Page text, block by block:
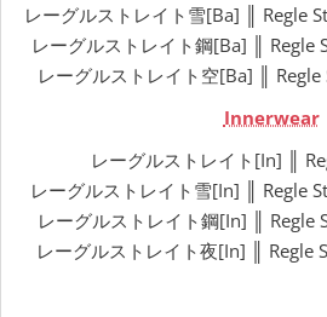
レーグルストレイト雪[Ba] ║ Regle
レーグルストレイト鋼[Ba] ║ Regle
レーグルストレイト空[Ba] ║
Innerwear
レーグルストレイト[In] ║
レーグルストレイト雪[In] ║ Regle
レーグルストレイト鋼[In] ║ Regle
レーグルストレイト夜[In] ║ Regle